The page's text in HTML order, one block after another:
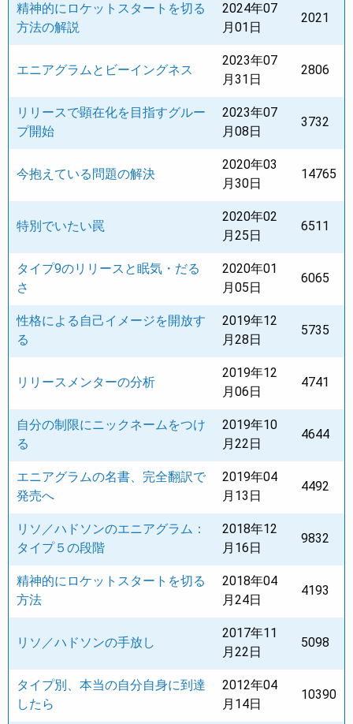
精神的にロケットスタートを切る
方法の解説
2024年07
月01日
2021
エニアグラムとビーイングネス
2023年07
月31日
2806
リリースで顕在化を目指すグルー
プ開始
2023年07
月08日
3732
今抱えている問題の解決
2020年03
月30日
14765
特別でいたい罠
2020年02
月25日
6511
タイプ9のリリースと眠気・だる
さ
2020年01
月05日
6065
性格による自己イメージを開放す
る
2019年12
月28日
5735
リリースメンターの分析
2019年12
月06日
4741
自分の制限にニックネームをつけ
る
2019年10
月22日
4644
エニアグラムの名書、完全翻訳で
発売へ
2019年04
月13日
4492
リソ／ハドソンのエニアグラム：
タイプ５の段階
2018年12
月16日
9832
精神的にロケットスタートを切る
方法
2018年04
月24日
4193
リソ／ハドソンの手放し
2017年11
月22日
5098
タイプ別、本当の自分自身に到達
したら
2012年04
月14日
10390